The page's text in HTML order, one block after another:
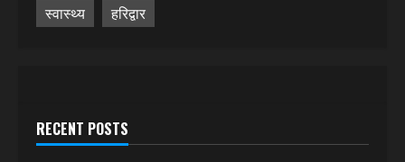
स्वास्थ्य
हरिद्वार
RECENT POSTS